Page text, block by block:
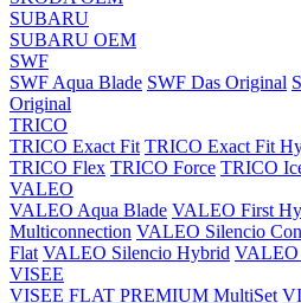
SUBARU
SUBARU OEM
SWF
SWF Aqua Blade SWF Das Original
Original
TRICO
TRICO Exact Fit TRICO Exact Fit
TRICO Flex TRICO Force TRICO
VALEO
VALEO Aqua Blade VALEO First
Multiconnection VALEO Silencio
Flat VALEO Silencio Hybrid VALEO
VISEE
VISEE FLAT PREMIUM MultiSet